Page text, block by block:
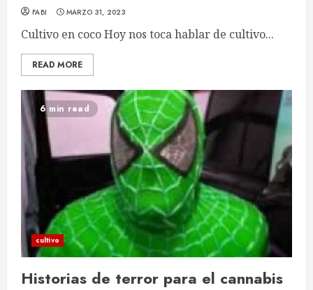
FABI MARZO 31, 2023
Cultivo en coco Hoy nos toca hablar de cultivo...
READ MORE
6 min read
cultivo
Historias de terror para el cannabis